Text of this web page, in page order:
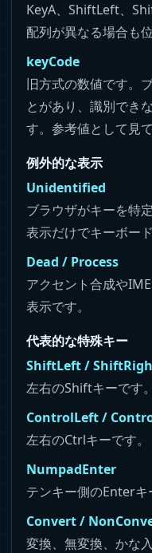
KeyA、ShiftLeft、
配列が異なる場合も
keyCode
旧方式の数値です。
とがあり、識別でき
す。参考値として見て
例外的な表示
Unidentified
ブラウザがキーを特
表示だけでキーボー
Dead / Process
アクセント合成や
表示です。
代表的な特殊キー
ShiftLeft /
左右のShiftキーです。
ControlLeft /
左右のCtrlキーです。
NumpadEnter
テンキー側のEnterキ
Convert /
変換、無変換、かな